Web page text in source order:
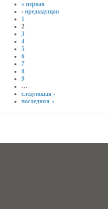
« первая
‹ предыдущая
1
2
3
4
5
6
7
8
9
…
следующая ›
последняя »